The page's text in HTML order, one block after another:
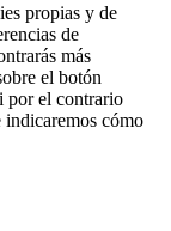
propias y de
de
más
el botón
por el contrario
indicaremos cómo